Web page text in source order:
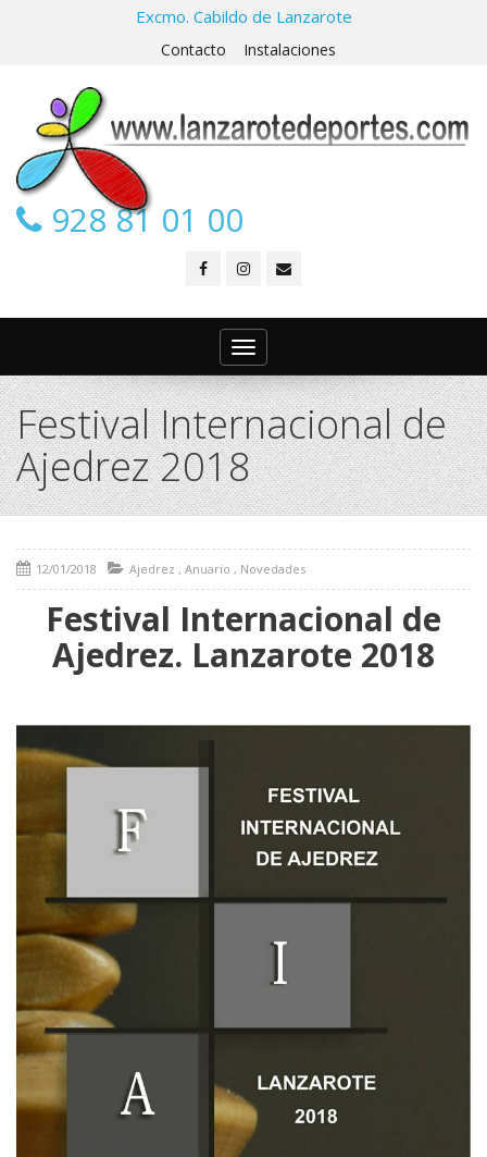
Excmo. Cabildo de Lanzarote
Contacto Instalaciones
928 81 01 00
Toggle
navigation
Festival Internacional de
Ajedrez 2018
12/01/2018 Ajedrez , Anuario , Novedades
Festival Internacional de
Ajedrez. Lanzarote 2018